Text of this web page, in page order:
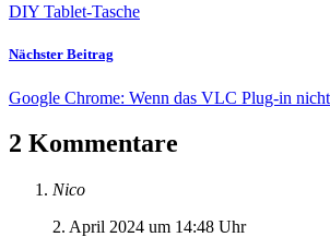
DIY Tablet-Tasche
Nächster Beitrag
Google Chrome: Wenn das VLC Plug-in
2 Kommentare
Nico
2. April 2024 um 14:48 Uhr